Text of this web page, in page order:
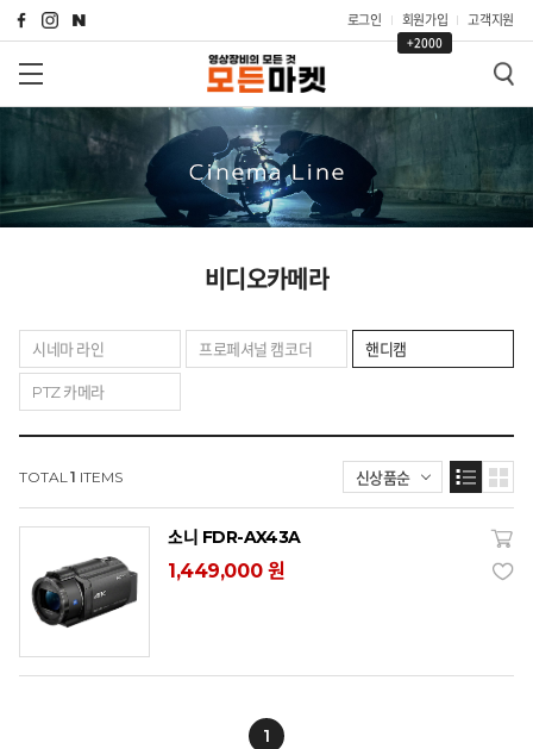
로그인 회원가입
+2000
고객지원
비디오카메라
시네마 라인 프로페셔널 캠코더 핸디캠
PTZ 카메라
TOTAL1 ITEMS 신상품순
소니 FDR-AX43A
1,449,000 원
1